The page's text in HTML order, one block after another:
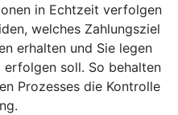
in Echtzeit verfolgen
welches Zahlungsziel
erhalten und Sie legen
erfolgen soll. So behalten
Prozesses die Kontrolle